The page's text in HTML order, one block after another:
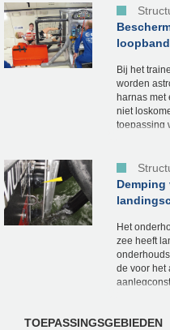
Bij het
worden
harnas met
niet
toepassing
Het
zee heeft
de voor het
TOEPASSINGSGEBIEDEN